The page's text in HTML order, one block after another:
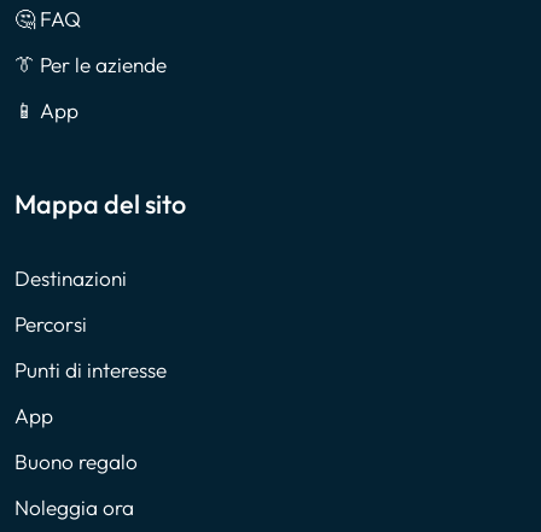
🤔 FAQ
👔 Per le aziende
📱 App
Mappa del sito
Destinazioni
Percorsi
Punti di interesse
App
Buono regalo
Noleggia ora